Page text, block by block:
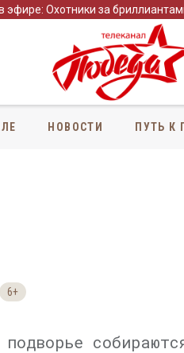
эфире: Охотники за
НОВОСТИ ПУТЬ К
6+